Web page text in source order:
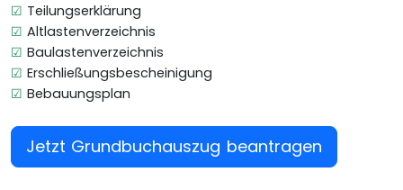
☑ Teilungserklärung
☑Altlastenverzeichnis
☑Baulastenverzeichnis
☑Erschließungsbescheinigung
☑Bebauungsplan
Jetzt Grundbuchauszug beantragen